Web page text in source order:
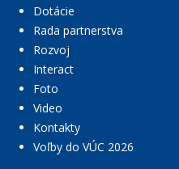
Dotácie
Rada partnerstva
Rozvoj
Interact
Foto
Video
Kontakty
Voľby do VÚC 2026